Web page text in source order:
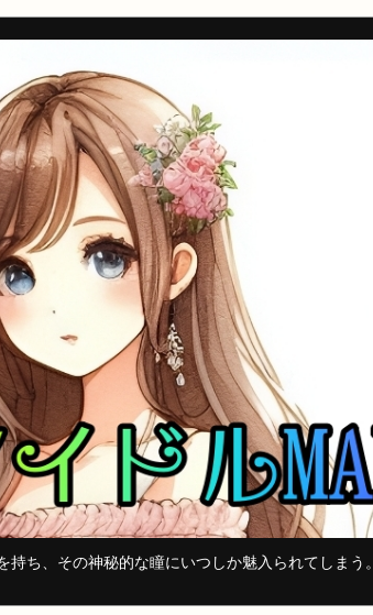
ち、その神秘的な瞳にいつしか魅入られてしまう。